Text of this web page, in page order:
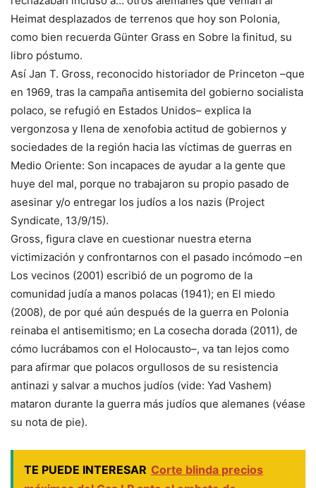
Heimat desplazados de terrenos que hoy son Polonia,
como bien recuerda Günter Grass en Sobre la finitud, su
libro póstumo.
Así Jan T. Gross, reconocido historiador de Princeton –que
en 1969, tras la campaña antisemita del gobierno socialista
polaco, se refugió en Estados Unidos– explica la
vergonzosa y llena de xenofobia actitud de gobiernos y
sociedades de la región hacia las víctimas de guerras en
Medio Oriente: Son incapaces de ayudar a la gente que
huye del mal, porque no trabajaron su propio pasado de
asesinar y/o entregar los judíos a los nazis (Project
Syndicate, 13/9/15).
Gross, figura clave en cuestionar nuestra eterna
victimización y confrontarnos con el pasado incómodo –en
Los vecinos (2001) escribió de un pogromo de la
comunidad judía a manos polacas (1941); en El miedo
(2008), de por qué aún después de la guerra en Polonia
reinaba el antisemitismo; en La cosecha dorada (2011), de
cómo lucrábamos con el Holocausto–, va tan lejos como
para afirmar que polacos orgullosos de su resistencia
antinazi y salvar a muchos judíos (vide: Yad Vashem)
mataron durante la guerra más judíos que alemanes (véase
su nota de pie).
TE PUEDE INTERESAR Corte blinda precios